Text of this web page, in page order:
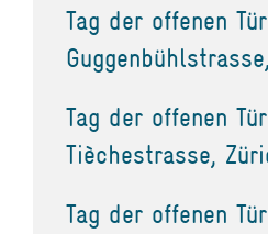
Tag der offenen
Tag der offenen
Tièchestrasse,
Tag der offenen